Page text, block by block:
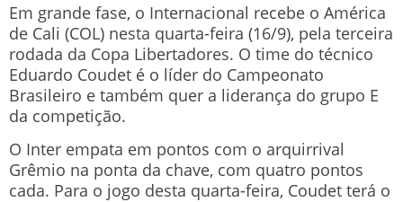
Em grande fase, o Internacional recebe o América
de Cali (COL) nesta quarta-feira (16/9), pela terceira
rodada da Copa Libertadores. O time do técnico
Eduardo Coudet é o líder do Campeonato
Brasileiro e também quer a liderança do grupo E
da competição.
O Inter empata em pontos com o arquirrival
Grêmio na ponta da chave, com quatro pontos
cada. Para o jogo desta quarta-feira, Coudet terá o